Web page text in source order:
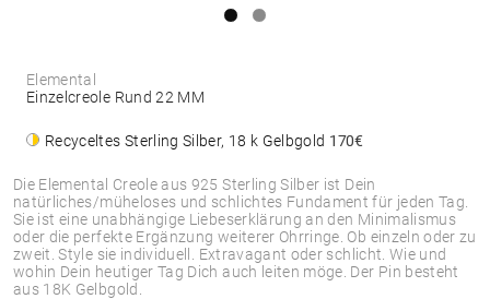
Die Elemental Creole aus 925 Sterling Silber ist Dein
natürliches/müheloses und schlichtes Fundament für jeden Tag.
Sie ist eine unabhängige Liebeserklärung an den Minimalismus
oder die perfekte Ergänzung weiterer Ohrringe. Ob einzeln oder zu
zweit. Style sie individuell. Extravagant oder schlicht. Wie und
wohin Dein heutiger Tag Dich auch leiten möge. Der Pin besteht
aus 18K Gelbgold.
Elemental
Einzelcreole Rund 22 MM
Recyceltes Sterling Silber, 18 k Gelbgold 170€